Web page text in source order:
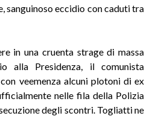
sanguinoso eccidio con caduti tra
in una cruenta strage di massa
alla Presidenza, il comunista
veemenza alcuni plotoni di ex
nelle fila della Polizia
degli scontri. Togliatti ne